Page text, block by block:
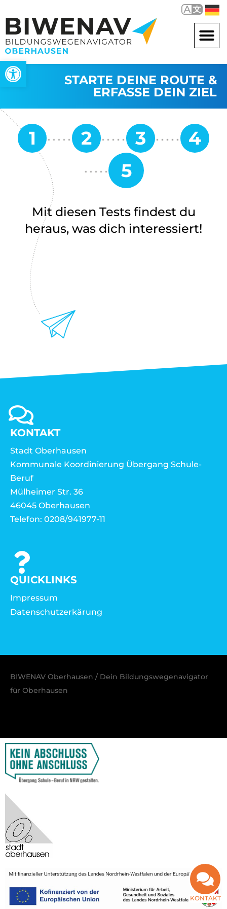
Werkzeugleiste öffnen
STARTE DEINE ROUTE &
ERFASSE DEIN ZIEL
Mit diesen Tests findest du
heraus, was dich interessiert!
KONTAKT
Stadt Oberhausen
Kommunale Koordinierung Übergang Schule-
Beruf
Mülheimer Str. 36
46045 Oberhausen
Telefon: 0208/941977-11
QUICKLINKS
Impressum
Datenschutzerkärung
BIWENAV Oberhausen / Dein Bildungswegenavigator
für Oberhausen
KONTAKT